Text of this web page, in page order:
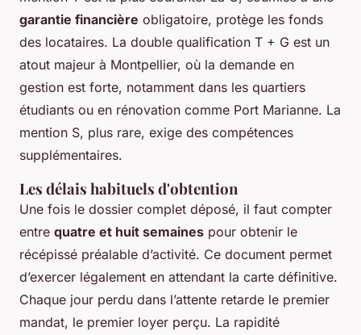
garantie financière obligatoire, protège les fonds
des locataires. La double qualification T + G est un
atout majeur à Montpellier, où la demande en
gestion est forte, notamment dans les quartiers
étudiants ou en rénovation comme Port Marianne. La
mention S, plus rare, exige des compétences
supplémentaires.
Les délais habituels d'obtention
Une fois le dossier complet déposé, il faut compter
entre quatre et huit semaines pour obtenir le
récépissé préalable d’activité. Ce document permet
d’exercer légalement en attendant la carte définitive.
Chaque jour perdu dans l’attente retarde le premier
mandat, le premier loyer perçu. La rapidité